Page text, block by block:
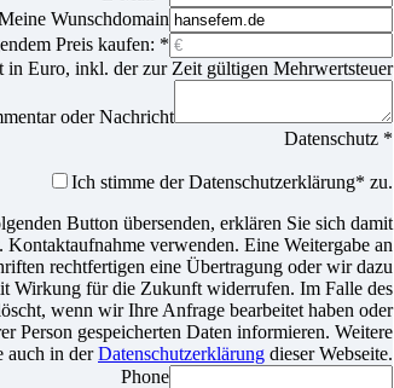
Wunschdomain
Preis kaufen: *
in Euro, inkl. der zur Zeit gültigen Mehrwertsteuer
oder Nachricht
Datenschutz *
Ich stimme der Datenschutz­erklärung* zu.
Button übersenden, erklären Sie sich damit
verwenden. Eine Weitergabe an
rechtfertigen eine Übertragung oder wir dazu
Wirkung für die Zukunft widerrufen. Im Falle des
wenn wir Ihre Anfrage bearbeitet haben oder
Person gespeicherten Daten informieren. Weitere
auch in derDatenschutzerklärung dieser Webseite.
Phone